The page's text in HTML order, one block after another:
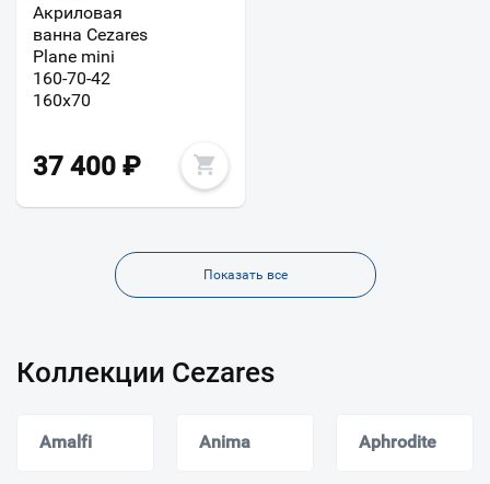
Акриловая
ванна Cezares
Plane mini
160-70-42
160х70
37 400 ₽
Показать все
Коллекции Cezares
Amalfi Anima Aphrodite